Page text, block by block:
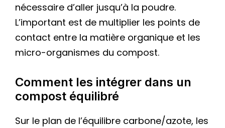
nécessaire d’aller jusqu’à la poudre.
L’important est de multiplier les points de
contact entre la matière organique et les
micro-organismes du compost.
Comment les intégrer dans un
compost équilibré
Sur le plan de l’équilibre carbone/azote, les